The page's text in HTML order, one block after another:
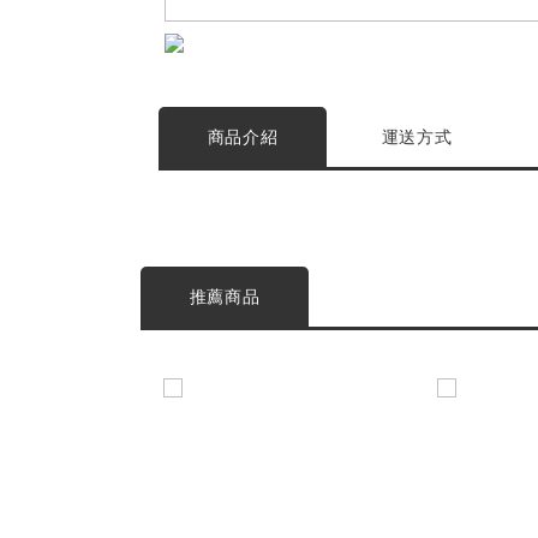
商品介紹 運送方式
推薦商品